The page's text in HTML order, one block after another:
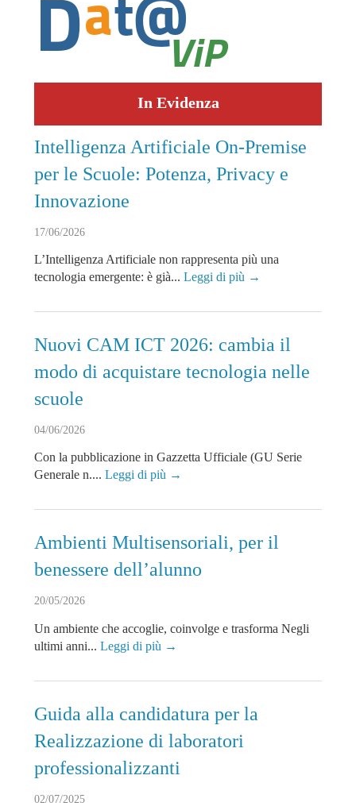
In Evidenza
Intelligenza Artificiale On-Premise
per le Scuole: Potenza, Privacy e
Innovazione
17/06/2026
L’Intelligenza Artificiale non rappresenta più una
tecnologia emergente: è già... Leggi di più →
Nuovi CAM ICT 2026: cambia il
modo di acquistare tecnologia nelle
scuole
04/06/2026
Con la pubblicazione in Gazzetta Ufficiale (GU Serie
Generale n.... Leggi di più →
Ambienti Multisensoriali, per il
benessere dell’alunno
20/05/2026
Un ambiente che accoglie, coinvolge e trasforma Negli
ultimi anni... Leggi di più →
Guida alla candidatura per la
Realizzazione di laboratori
professionalizzanti
02/07/2025